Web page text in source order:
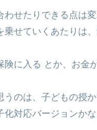
わせたりできる点は
せていくあたりは
に入る とか、お金
うのは、子どもの授
対応バージョンかな